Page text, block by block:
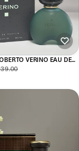
VERINO EAU DE